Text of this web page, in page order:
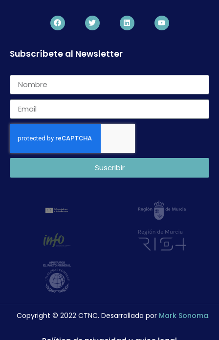
Subscríbete al Newsletter
Suscribir
Copyright © 2022 CTNC. Desarrollada por Mark Sonoma.